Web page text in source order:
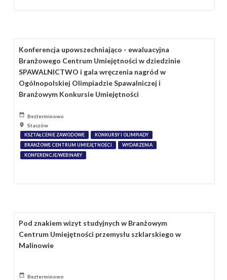
Konferencja upowszechniająco - ewaluacyjna
Branżowego Centrum Umiejętności w dziedzinie
SPAWALNICTWO i gala wręczenia nagród w
Ogólnopolskiej Olimpiadzie Spawalniczej i
Branżowym Konkursie Umiejętności
Bezterminowo
Staszów
KSZTAŁCENIE ZAWODOWE
KONKURSY I OLIMPIADY
BRANŻOWE CENTRUM UMIEJĘTNOŚCI
WYDARZENIA
KONFERENCJE/WEBINARY
Pod znakiem wizyt studyjnych w Branżowym
Centrum Umiejętności przemysłu szklarskiego w
Malinowie
Bezterminowo